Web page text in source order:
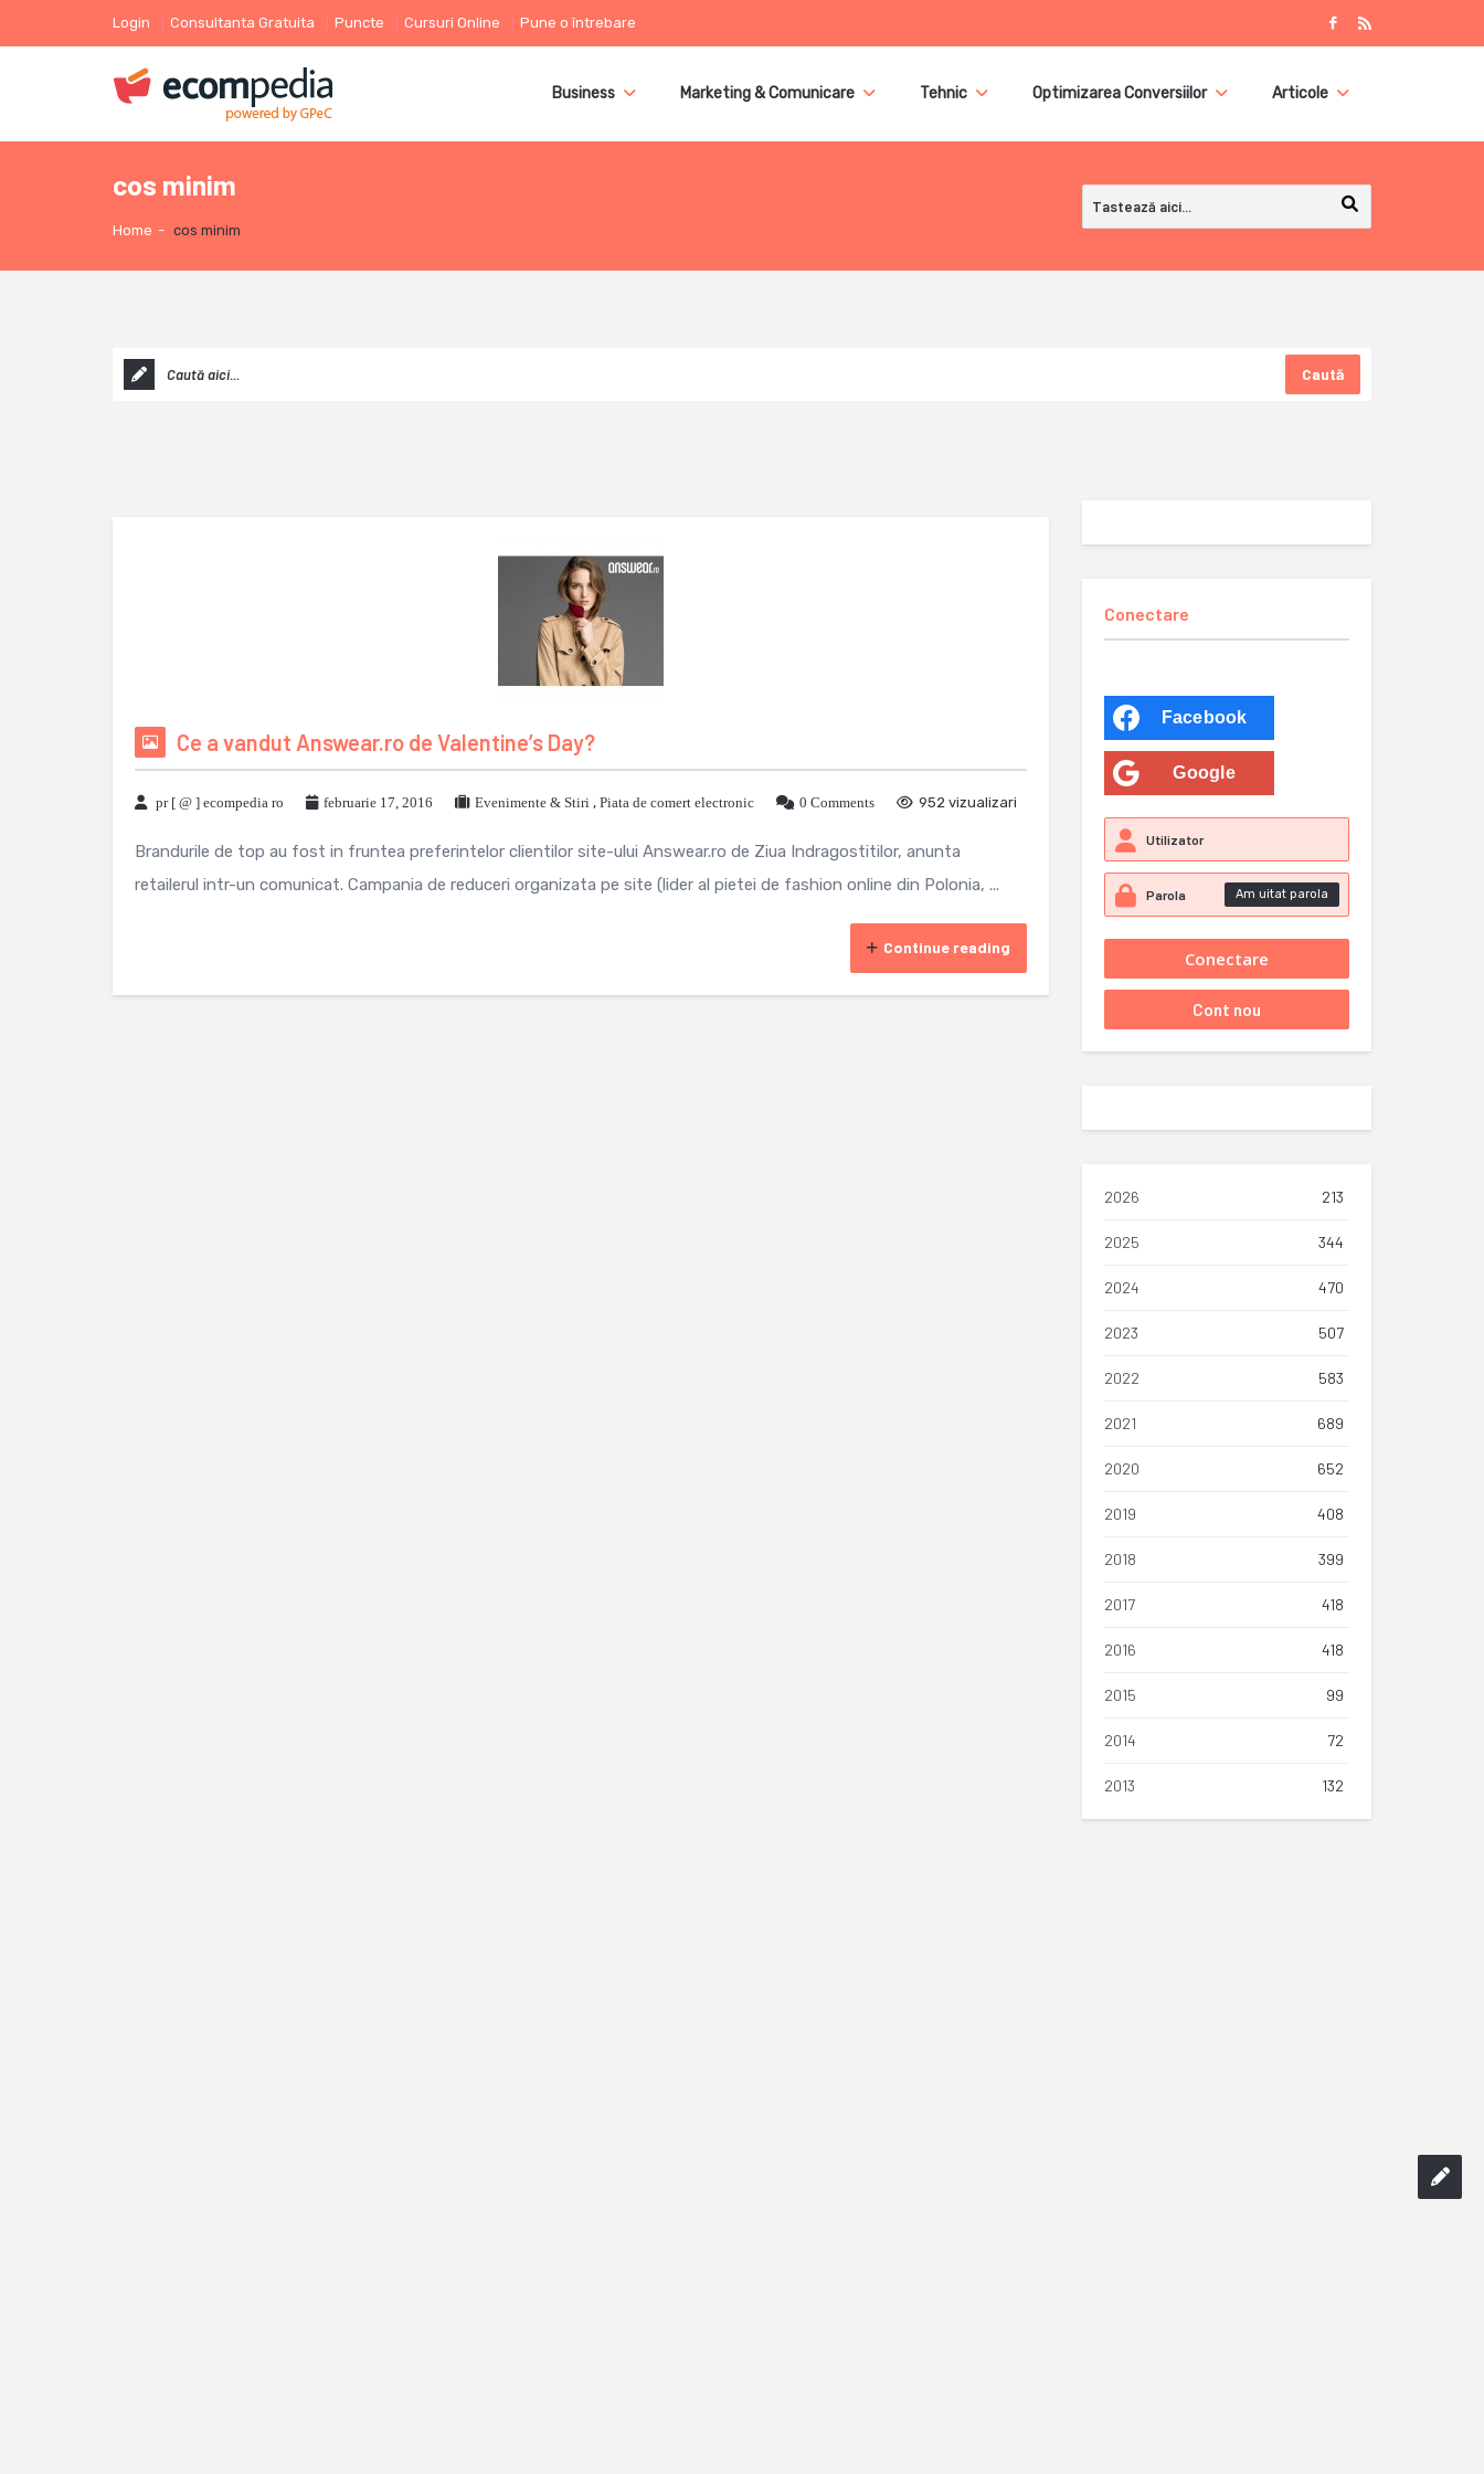
Login Consultanta Gratuita Puncte Cursuri Online Pune o întrebare
Business Marketing & Comunicare Tehnic Optimizarea Conversiilor Articole
cos minim
Home - cos minim
Caută
Ce a vandut Answear.ro de Valentine’s Day?
pr [ @ ] ecompedia ro februarie 17, 2016 Evenimente & Stiri , Piata de comert electronic 0 Comments 952 vizualizari
Brandurile de top au fost in fruntea preferintelor clientilor site-ului Answear.ro de Ziua Indragostitilor, anunta
retailerul intr-un comunicat. Campania de reduceri organizata pe site (lider al pietei de fashion online din Polonia, ...
Continue reading
Conectare
Facebook
Google
Am uitat parola
2026 213
2025 344
2024 470
2023 507
2022 583
2021 689
2020 652
2019 408
2018 399
2017 418
2016 418
2015 99
2014 72
2013 132